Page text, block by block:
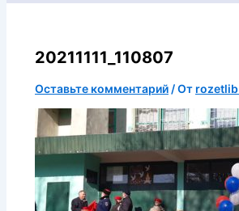
20211111_110807
Оставьте комментарий / От rozetlib